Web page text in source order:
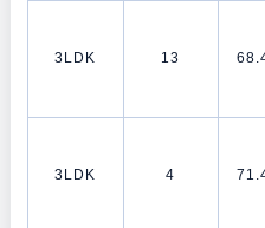
3LDK 13
3LDK 4